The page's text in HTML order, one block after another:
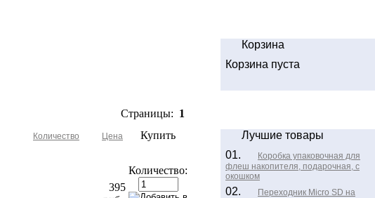
Страницы: 1
Количество Цена Купить
395
Количество:
Корзина
Корзина пуста
Лучшие товары
01.
Коробка упаковочная для
флеш накопителя, подарочная, с
окошком
02.
Переходник Micro SD на